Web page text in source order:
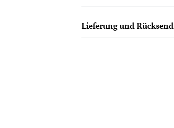
Lieferung und